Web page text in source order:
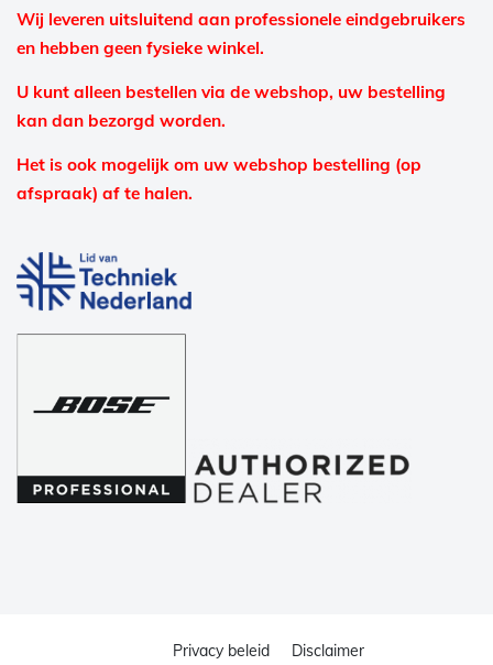
Wij leveren uitsluitend aan professionele eindgebruikers
en hebben geen fysieke winkel.
U kunt alleen bestellen via de webshop, uw bestelling
kan dan bezorgd worden.
Het is ook mogelijk om uw webshop bestelling (op
afspraak) af te halen.
Privacy beleid Disclaimer